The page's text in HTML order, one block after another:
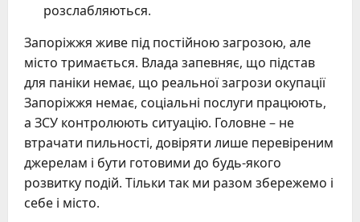
розслабляються.
Запоріжжя живе під постійною загрозою, але
місто тримається. Влада запевняє, що підстав
для паніки немає, що реальної загрози окупації
Запоріжжя немає, соціальні послуги працюють,
а ЗСУ контролюють ситуацію. Головне – не
втрачати пильності, довіряти лише перевіреним
джерелам і бути готовими до будь-якого
розвитку подій. Тільки так ми разом збережемо і
себе і місто.